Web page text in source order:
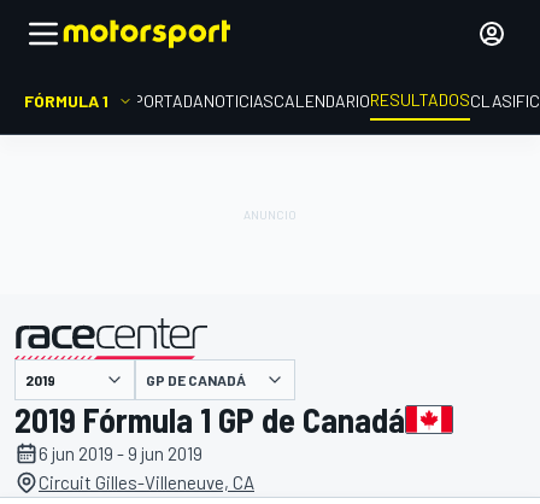
FÓRMULA 1 PORTADANOTICIASCALENDARIORESULTADOS
presentado por GP DE CANADÁ
2019 Fórmula 1 GP de Canadá
6 jun 2019 - 9 jun 2019
Circuit Gilles-Villeneuve, CA